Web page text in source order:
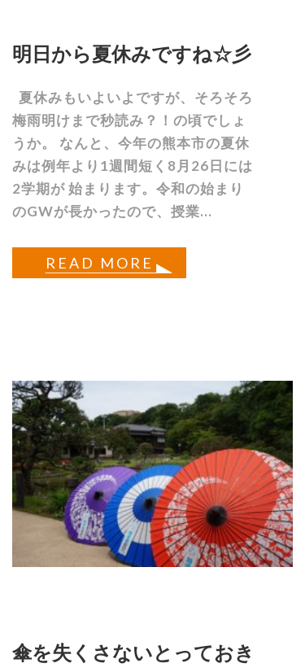
明日から夏休みですね☆彡
夏休みもいよいよですが、そろそろ
梅雨明けまで秒読み？！の頃でしょ
うか。 なんと、今年の熊本市の夏休
みは例年より1週間短く8月26日には
2学期が 始まります。令和の始まり
のGWが長かったので、授業...
READ MORE
傘を失くさないとっておき